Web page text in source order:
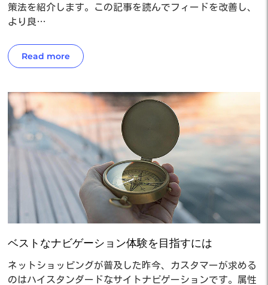
策法を紹介します。この記事を読んでフィードを改善し、
より良…
Read more
ベストなナビゲーション体験を目指すには
ネットショッピングが普及した昨今、カスタマーが求める
のはハイスタンダードなサイトナビゲーションです。属性